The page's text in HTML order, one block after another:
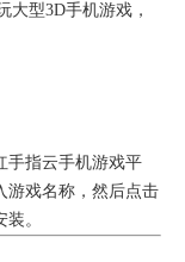
大型3D手机游戏，
手指云手机游戏平
游戏名称，然后点击
。